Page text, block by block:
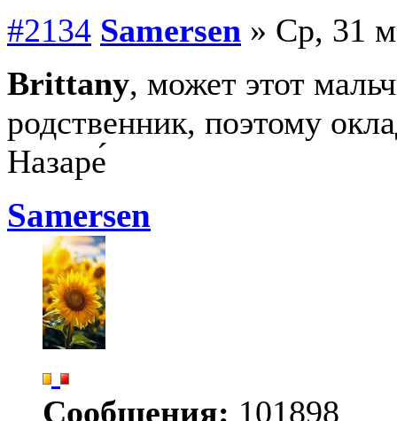
#2134 Samersen » Ср, 31
Brittany, может этот
родственник, поэтому
Назаре́
Samersen
Сообщения: 101898